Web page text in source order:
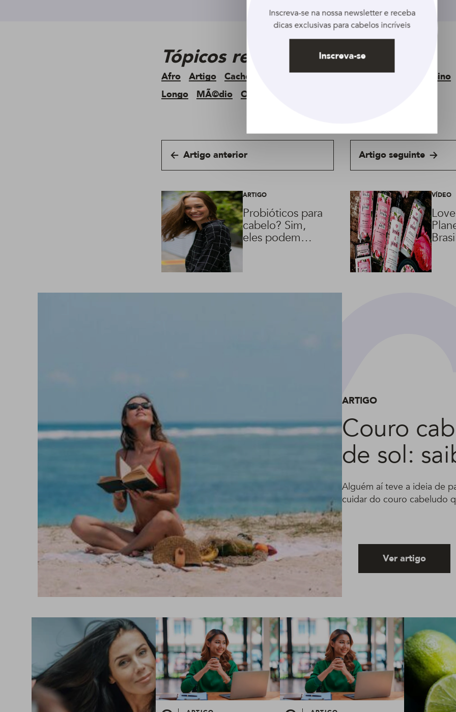
Tópicos relacionados
Afro Artigo Cacheado Crespo Curto Encaracolado
Feminino
Longo
MÃ©dio Ondulado
Artigo anterior Artigo seguinte
ARTIGO
Probióticos para
cabelo? Sim,
eles podem
VÍDEO
ARTIGO
Couro
de sol:
Alguém aí teve a ideia de
cuidar do couro cabeludo
Ver artigo
Inscreva-se na nossa newsletter e receba
dicas exclusivas para cabelos incríveis
Inscreva-se